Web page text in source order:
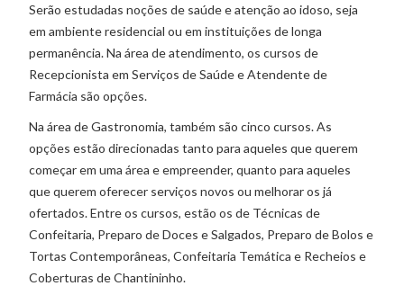
Serão estudadas noções de saúde e atenção ao idoso, seja
em ambiente residencial ou em instituições de longa
permanência. Na área de atendimento, os cursos de
Recepcionista em Serviços de Saúde e Atendente de
Farmácia são opções.
Na área de Gastronomia, também são cinco cursos. As
opções estão direcionadas tanto para aqueles que querem
começar em uma área e empreender, quanto para aqueles
que querem oferecer serviços novos ou melhorar os já
ofertados. Entre os cursos, estão os de Técnicas de
Confeitaria, Preparo de Doces e Salgados, Preparo de Bolos e
Tortas Contemporâneas, Confeitaria Temática e Recheios e
Coberturas de Chantininho.